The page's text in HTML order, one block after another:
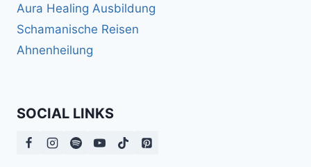
Aura Healing Ausbildung
Schamanische Reisen
Ahnenheilung
SOCIAL LINKS